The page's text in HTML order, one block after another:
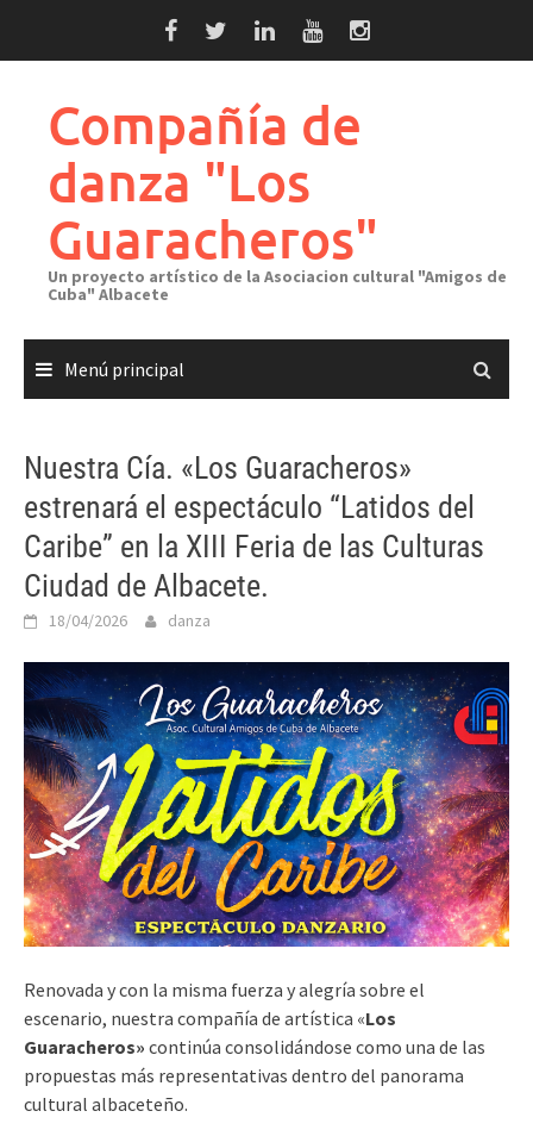
Compañía de
danza "Los
Guaracheros"
Un proyecto artístico de la Asociacion cultural "Amigos de
Cuba" Albacete
Menú principal
Nuestra Cía. «Los Guaracheros»
estrenará el espectáculo “Latidos del
Caribe” en la XIII Feria de las Culturas
Ciudad de Albacete.
18/04/2026 danza
Renovada y con la misma fuerza y alegría sobre el
escenario, nuestra compañía de artística «Los
Guaracheros» continúa consolidándose como una de las
propuestas más representativas dentro del panorama
cultural albaceteño.